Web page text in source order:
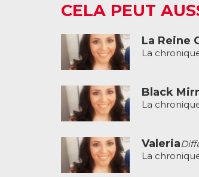
CELA PEUT
La Reine
La
Black
La
Valeria
La